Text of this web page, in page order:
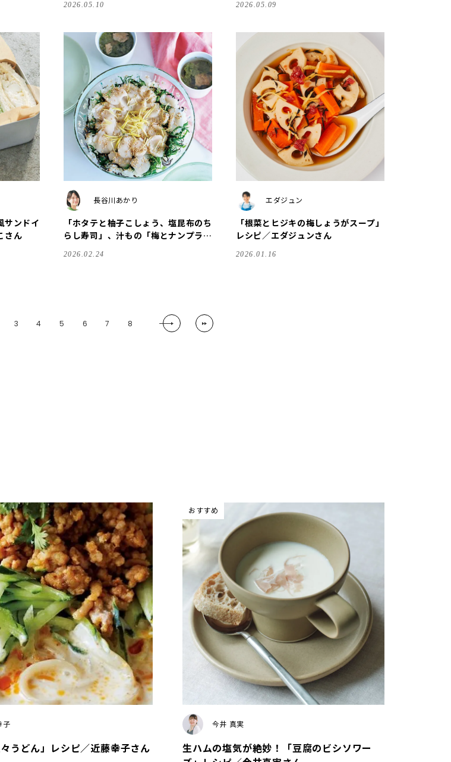
2026.05.10 2026.05.09
サンドイ
さん
長谷川あかり
「ホタテと柚子こしょう、塩昆布のち
らし寿司」、汁もの「梅とナンプラー
かりさん
2026.02.24
エダジュン
「根菜とヒジキの梅しょうがスープ」
レシピ／エダジュンさん
2026.01.16
3 4 5 6 7 8
子
々うどん」レシピ／近藤幸子さん
おすすめ
今井 真実
生ハムの塩気が絶妙！「豆腐のビシソワー